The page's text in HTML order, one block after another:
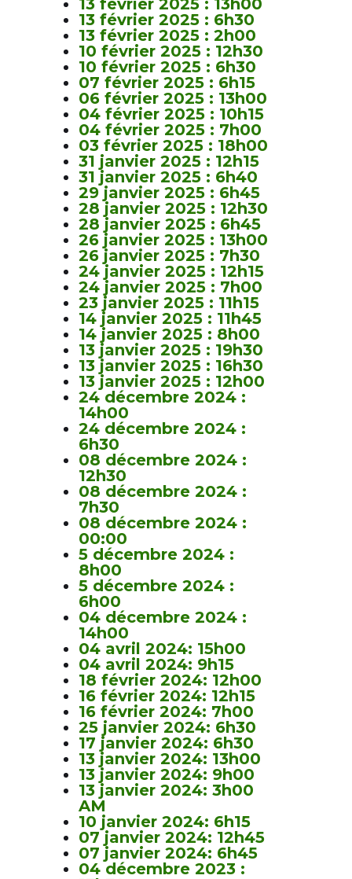
13 février 2025 : 13h00
13 février 2025 : 6h30
13 février 2025 : 2h00
10 février 2025 : 12h30
10 février 2025 : 6h30
07 février 2025 : 6h15
06 février 2025 : 13h00
04 février 2025 : 10h15
04 février 2025 : 7h00
03 février 2025 : 18h00
31 janvier 2025 : 12h15
31 janvier 2025 : 6h40
29 janvier 2025 : 6h45
28 janvier 2025 : 12h30
28 janvier 2025 : 6h45
26 janvier 2025 : 13h00
26 janvier 2025 : 7h30
24 janvier 2025 : 12h15
24 janvier 2025 : 7h00
23 janvier 2025 : 11h15
14 janvier 2025 : 11h45
14 janvier 2025 : 8h00
13 janvier 2025 : 19h30
13 janvier 2025 : 16h30
13 janvier 2025 : 12h00
24 décembre 2024 :
14h00
24 décembre 2024 :
6h30
08 décembre 2024 :
12h30
08 décembre 2024 :
7h30
08 décembre 2024 :
00:00
5 décembre 2024 :
8h00
5 décembre 2024 :
6h00
04 décembre 2024 :
14h00
04 avril 2024: 15h00
04 avril 2024: 9h15
18 février 2024: 12h00
16 février 2024: 12h15
16 février 2024: 7h00
25 janvier 2024: 6h30
17 janvier 2024: 6h30
13 janvier 2024: 13h00
13 janvier 2024: 9h00
13 janvier 2024: 3h00
AM
10 janvier 2024: 6h15
07 janvier 2024: 12h45
07 janvier 2024: 6h45
04 décembre 2023 :